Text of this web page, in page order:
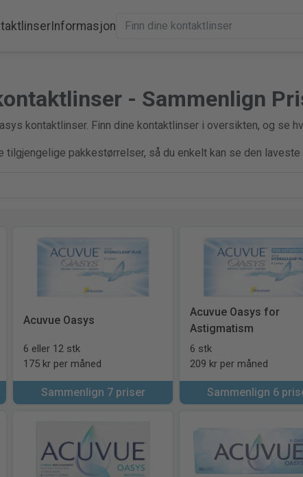
Informasjon
- Sammenlign
kontaktlinser. Finn dine kontaktlinser i oversikten, og se
tilgjengelige pakkestørrelser, så du enkelt kan se den laveste
Acuvue Oasys
6 eller 12 stk
175 kr per måned
Sammenlign 7 priser
Acuvue Oasys for
Astigmatism
6 stk
209 kr per måned
Sammenlign 6